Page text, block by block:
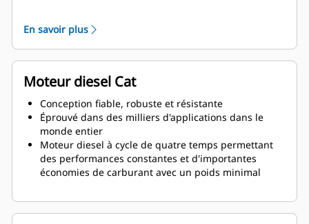
En savoir plus
Moteur diesel Cat
Conception fiable, robuste et résistante
Éprouvé dans des milliers d'applications dans le
monde entier
Moteur diesel à cycle de quatre temps permettant
des performances constantes et d'importantes
économies de carburant avec un poids minimal